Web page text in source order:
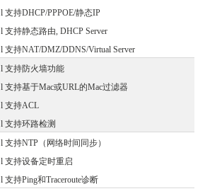
l支持DHCP/PPPOE/静态IP
l支持静态路由, DHCP Server
l支持NAT/DMZ/DDNS/Virtual Server
l支持防火墙功能
l支持基于Mac或URL的Mac过滤器
l支持ACL
l支持环路检测
l支持NTP（网络时间同步）
l支持设备定时重启
l支持Ping和Traceroute诊断